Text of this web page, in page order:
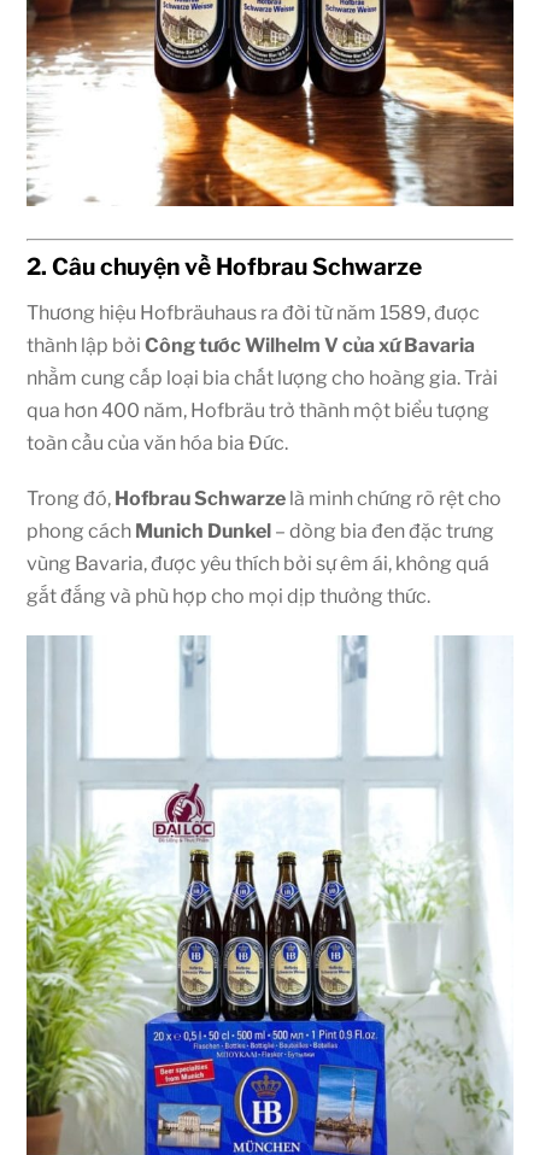
2. Câu chuyện về Hofbrau Schwarze
Thương hiệu Hofbräuhaus ra đời từ năm 1589, được
thành lập bởiCông tước Wilhelm V của xứ Bavaria
nhằm cung cấp loại bia chất lượng cho hoàng gia. Trải
qua hơn 400 năm, Hofbräu trở thành một biểu tượng
toàn cầu của văn hóa bia Đức.
Trong đó, Hofbrau Schwarze là minh chứng rõ rệt cho
phong cách Munich Dunkel – dòng bia đen đặc trưng
vùng Bavaria, được yêu thích bởi sự êm ái, không quá
gắt đắng và phù hợp cho mọi dịp thưởng thức.